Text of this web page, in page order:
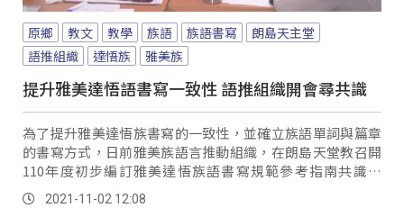
原鄉 教文 教學 族語 族語書寫
朗島天主堂
語推組織
達悟族 雅美族
提升雅美達悟語書寫一致性 語推組織開會尋共識
為了提升雅美達悟族書寫的一致性，並確立族語單詞與篇章
的書寫方式，日前雅美族語言推動組織，在朗島天堂教召開
110年度初步編訂雅美達悟族語書寫規範參考指南共識會
議。2021-11-02 12:08